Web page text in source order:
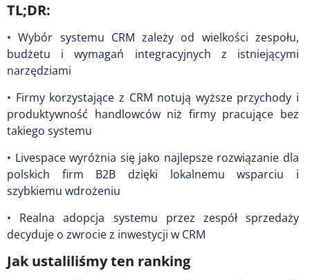
TL;DR:
• Wybór systemu CRM zależy od wielkości zespołu,
budżetu i wymagań integracyjnych z istniejącymi
narzędziami
• Firmy korzystające z CRM notują wyższe przychody i
produktywność handlowców niż firmy pracujące bez
takiego systemu
• Livespace wyróżnia się jako najlepsze rozwiązanie dla
polskich firm B2B dzięki lokalnemu wsparciu i
szybkiemu wdrożeniu
• Realna adopcja systemu przez zespół sprzedaży
decyduje o zwrocie z inwestycji w CRM
Jak ustaliliśmy ten ranking